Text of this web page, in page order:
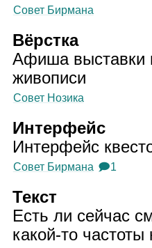
Совет Бирмана
Вёрстка
Афиша выставки
живописи
Совет Нозика
Интерфейс
Интерфейс
Совет Бирмана 🗩1
Текст
Есть ли сейчас
какой‑то частоты